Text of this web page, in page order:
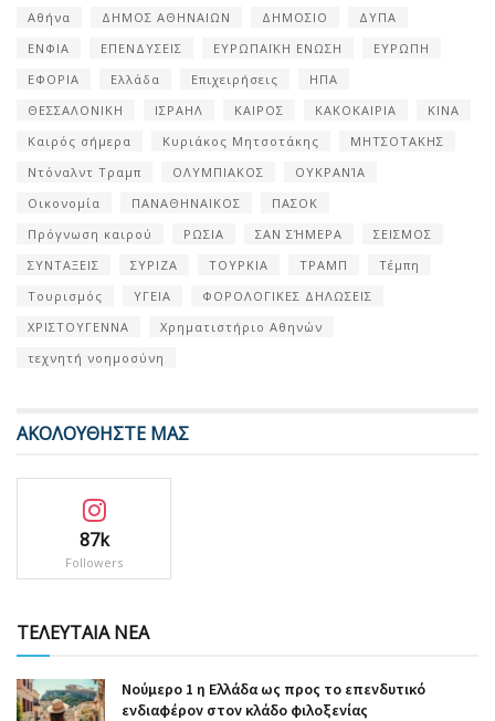
Αθήνα
ΔΗΜΟΣ ΑΘΗΝΑΙΩΝ ΔΗΜΟΣΙΟ
ΔΥΠΑ
ΕΝΦΙΑ
ΕΠΕΝΔΥΣΕΙΣ ΕΥΡΩΠΑΪΚΗ ΕΝΩΣΗ
ΕΥΡΩΠΗ
ΕΦΟΡΙΑ
Ελλάδα Επιχειρήσεις
ΗΠΑ
ΘΕΣΣΑΛΟΝΙΚΗ
ΙΣΡΑΗΛ ΚΑΙΡΟΣ ΚΑΚΟΚΑΙΡΙΑ
ΚΙΝΑ
Καιρός σήμερα
Κυριάκος Μητσοτάκης
ΜΗΤΣΟΤΑΚΗΣ
Ντόναλντ Τραμπ
ΟΛΥΜΠΙΑΚΟΣ
ΟΥΚΡΑΝΊΑ
Οικονομία
ΠΑΝΑΘΗΝΑΙΚΟΣ
ΠΑΣΟΚ
Πρόγνωση καιρού
ΡΩΣΙΑ ΣΑΝ ΣΉΜΕΡΑ
ΣΕΙΣΜΟΣ
ΣΥΝΤΑΞΕΙΣ
ΣΥΡΙΖΑ ΤΟΥΡΚΙΑ ΤΡΑΜΠ
Τέμπη
Τουρισμός
ΥΓΕΙΑ
ΦΟΡΟΛΟΓΙΚΕΣ ΔΗΛΩΣΕΙΣ
ΧΡΙΣΤΟΥΓΕΝΝΑ
Χρηματιστήριο Αθηνών
τεχνητή νοημοσύνη
ΑΚΟΛΟΥΘΗΣΤΕ ΜΑΣ
87k
Followers
ΤΕΛΕΥΤΑΙΑ ΝΕΑ
Nούμερο 1 η Ελλάδα ως προς το επενδυτικό
ενδιαφέρον στον κλάδο φιλοξενίας